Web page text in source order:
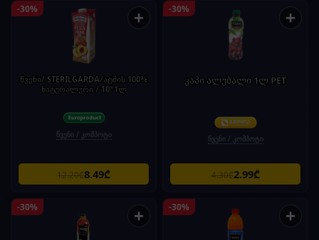
-30% +
წვენი/ STERILGARDA/ატმის 100%
ნატურალური / 10*1ლ
წვენი / კომპოტი
12.20₾8.49₾
-30% +
კაპი ალუბალი 1ლ PET
წვენი / კომპოტი
4.30₾2.99₾
-30% + -30% +